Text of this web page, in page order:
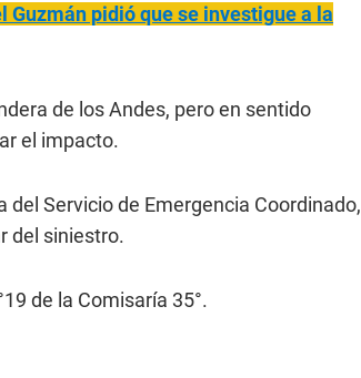
pidió que se investigue a la
de los Andes, pero en sentido
el impacto.
Servicio de Emergencia Coordinado,
del siniestro.
de la Comisaría 35°.